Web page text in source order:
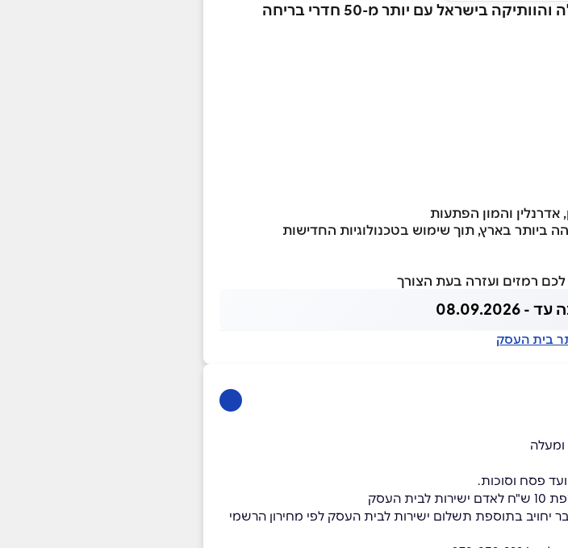
אסקייפ רום ישראל - רשת חדרי הבריחה הגדולה והוותיקה בישראל עם יותר מ-50 חדרי בריחה
והמון הפתעות
ביותר בארץ, תוך שימוש בטכנולוגיות החדישות
לכם רמזים ועזרה בעת הצורך
בית העסק
פסח וסוכות.
בתוספת תשלום ישירות לבית העסק לפי מחירון הרשמי